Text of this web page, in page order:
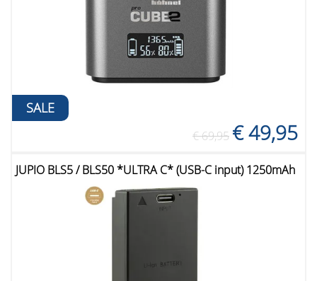
SALE
€ 69,95 € 49,95
JUPIO BLS5 / BLS50 *ULTRA C* (USB-C input) 1250mAh